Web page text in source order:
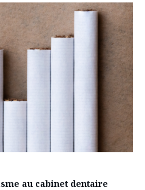
au cabinet dentaire